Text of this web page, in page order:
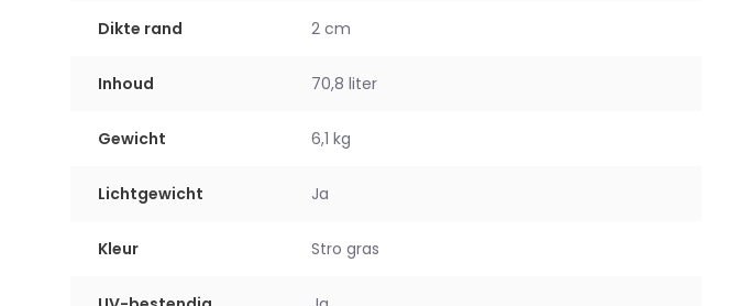
Dikte rand 2 cm
Inhoud 70,8 liter
Gewicht 6,1 kg
Lichtgewicht Ja
Kleur Stro gras